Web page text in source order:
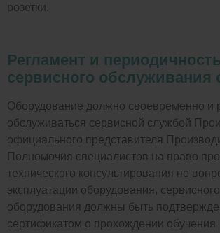
розетки.
Регламент и периодичность
сервисного обслуживания
Оборудование должно своевременно и
обслуживаться сервисной службой
официального представителя
Полномочия специалистов на право
технического консультирования по
эксплуатации оборудования,
оборудования должны быть
сертификатом о прохождении обучения